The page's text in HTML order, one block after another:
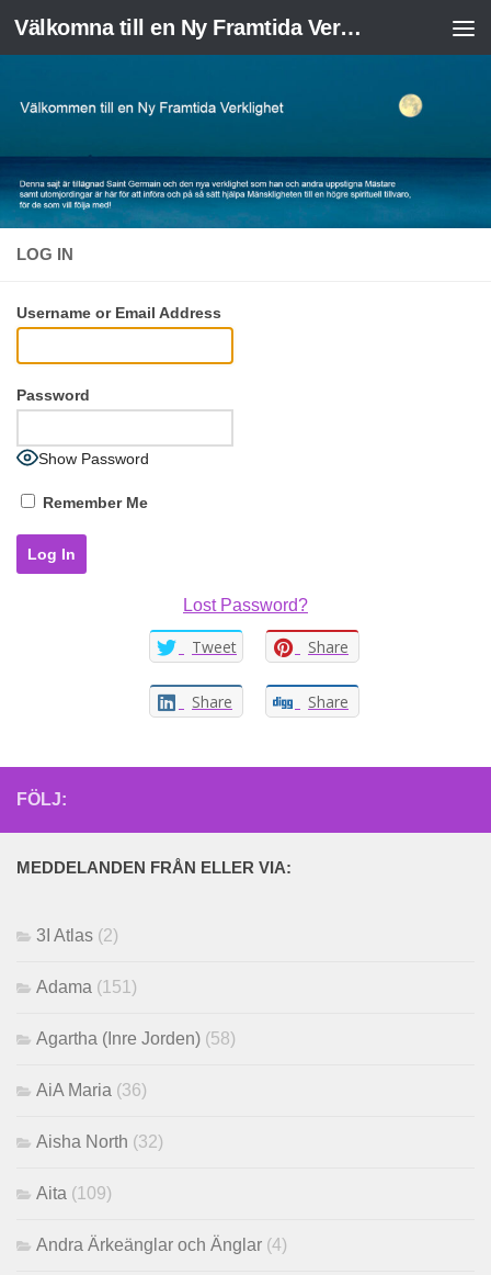
Skip to content Välkomna till en Ny Framtida Verklighet
LOG IN
Username or Email Address
Password
Show Password
Remember Me
Lost Password?
Tweet Share
Share Share
FÖLJ:
MEDDELANDEN FRÅN ELLER VIA:
3I Atlas (2)
Adama (151)
Agartha (Inre Jorden) (58)
AiA Maria (36)
Aisha North (32)
Aita (109)
Andra Ärkeänglar och Änglar (4)